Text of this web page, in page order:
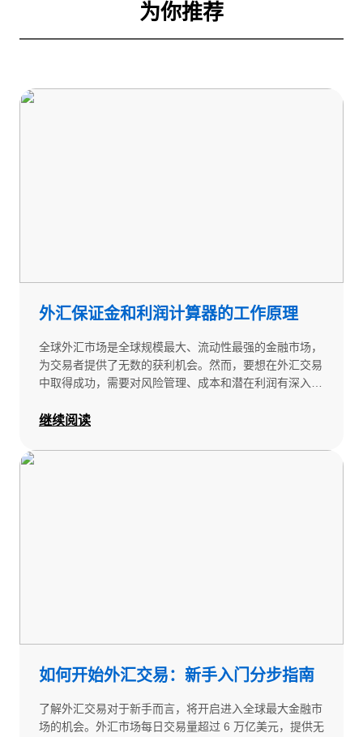
为你推荐
外汇保证金和利润计算器的工作原理
全球外汇市场是全球规模最大、流动性最强的金融市场，
为交易者提供了无数的获利机会。然而，要想在外汇交易
中取得成功，需要对风险管理、成本和潜在利润有深入的
上用场了。在本文中，我们将解释这些外汇计算器的工作
重要。
继续阅读
如何开始外汇交易：新手入门分步指南
了解外汇交易对于新手而言，将开启进入全球最大金融市
场的机会。外汇市场每日交易量超过 6 万亿美元，提供无